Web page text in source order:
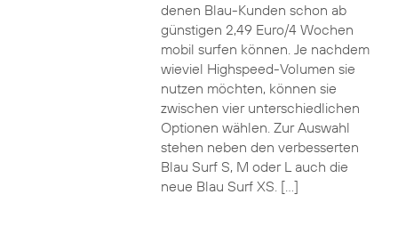
denen Blau-Kunden schon ab
günstigen 2,49 Euro/4 Wochen
mobil surfen können. Je nachdem
wieviel Highspeed-Volumen sie
nutzen möchten, können sie
zwischen vier unterschiedlichen
Optionen wählen. Zur Auswahl
stehen neben den verbesserten
Blau Surf S, M oder L auch die
neue Blau Surf XS. […]